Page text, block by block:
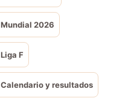
Mundial 2026
Liga F
Calendario y resultados